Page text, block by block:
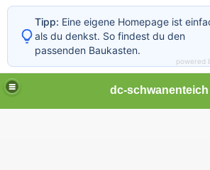
dc-schwanenteich
Tipp: Eine eigene Homepage ist
als du denkst. So findest du den
passenden Baukasten.
powered